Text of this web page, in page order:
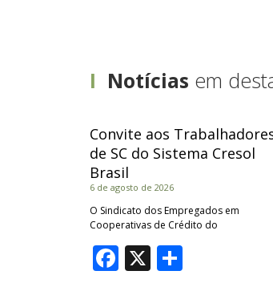
I Notícias em
Convite aos
de SC do Sistema Cresol
Brasil
6 de agosto de 2026
O Sindicato dos Empregados em
Cooperativas de Crédito do
Facebook
X